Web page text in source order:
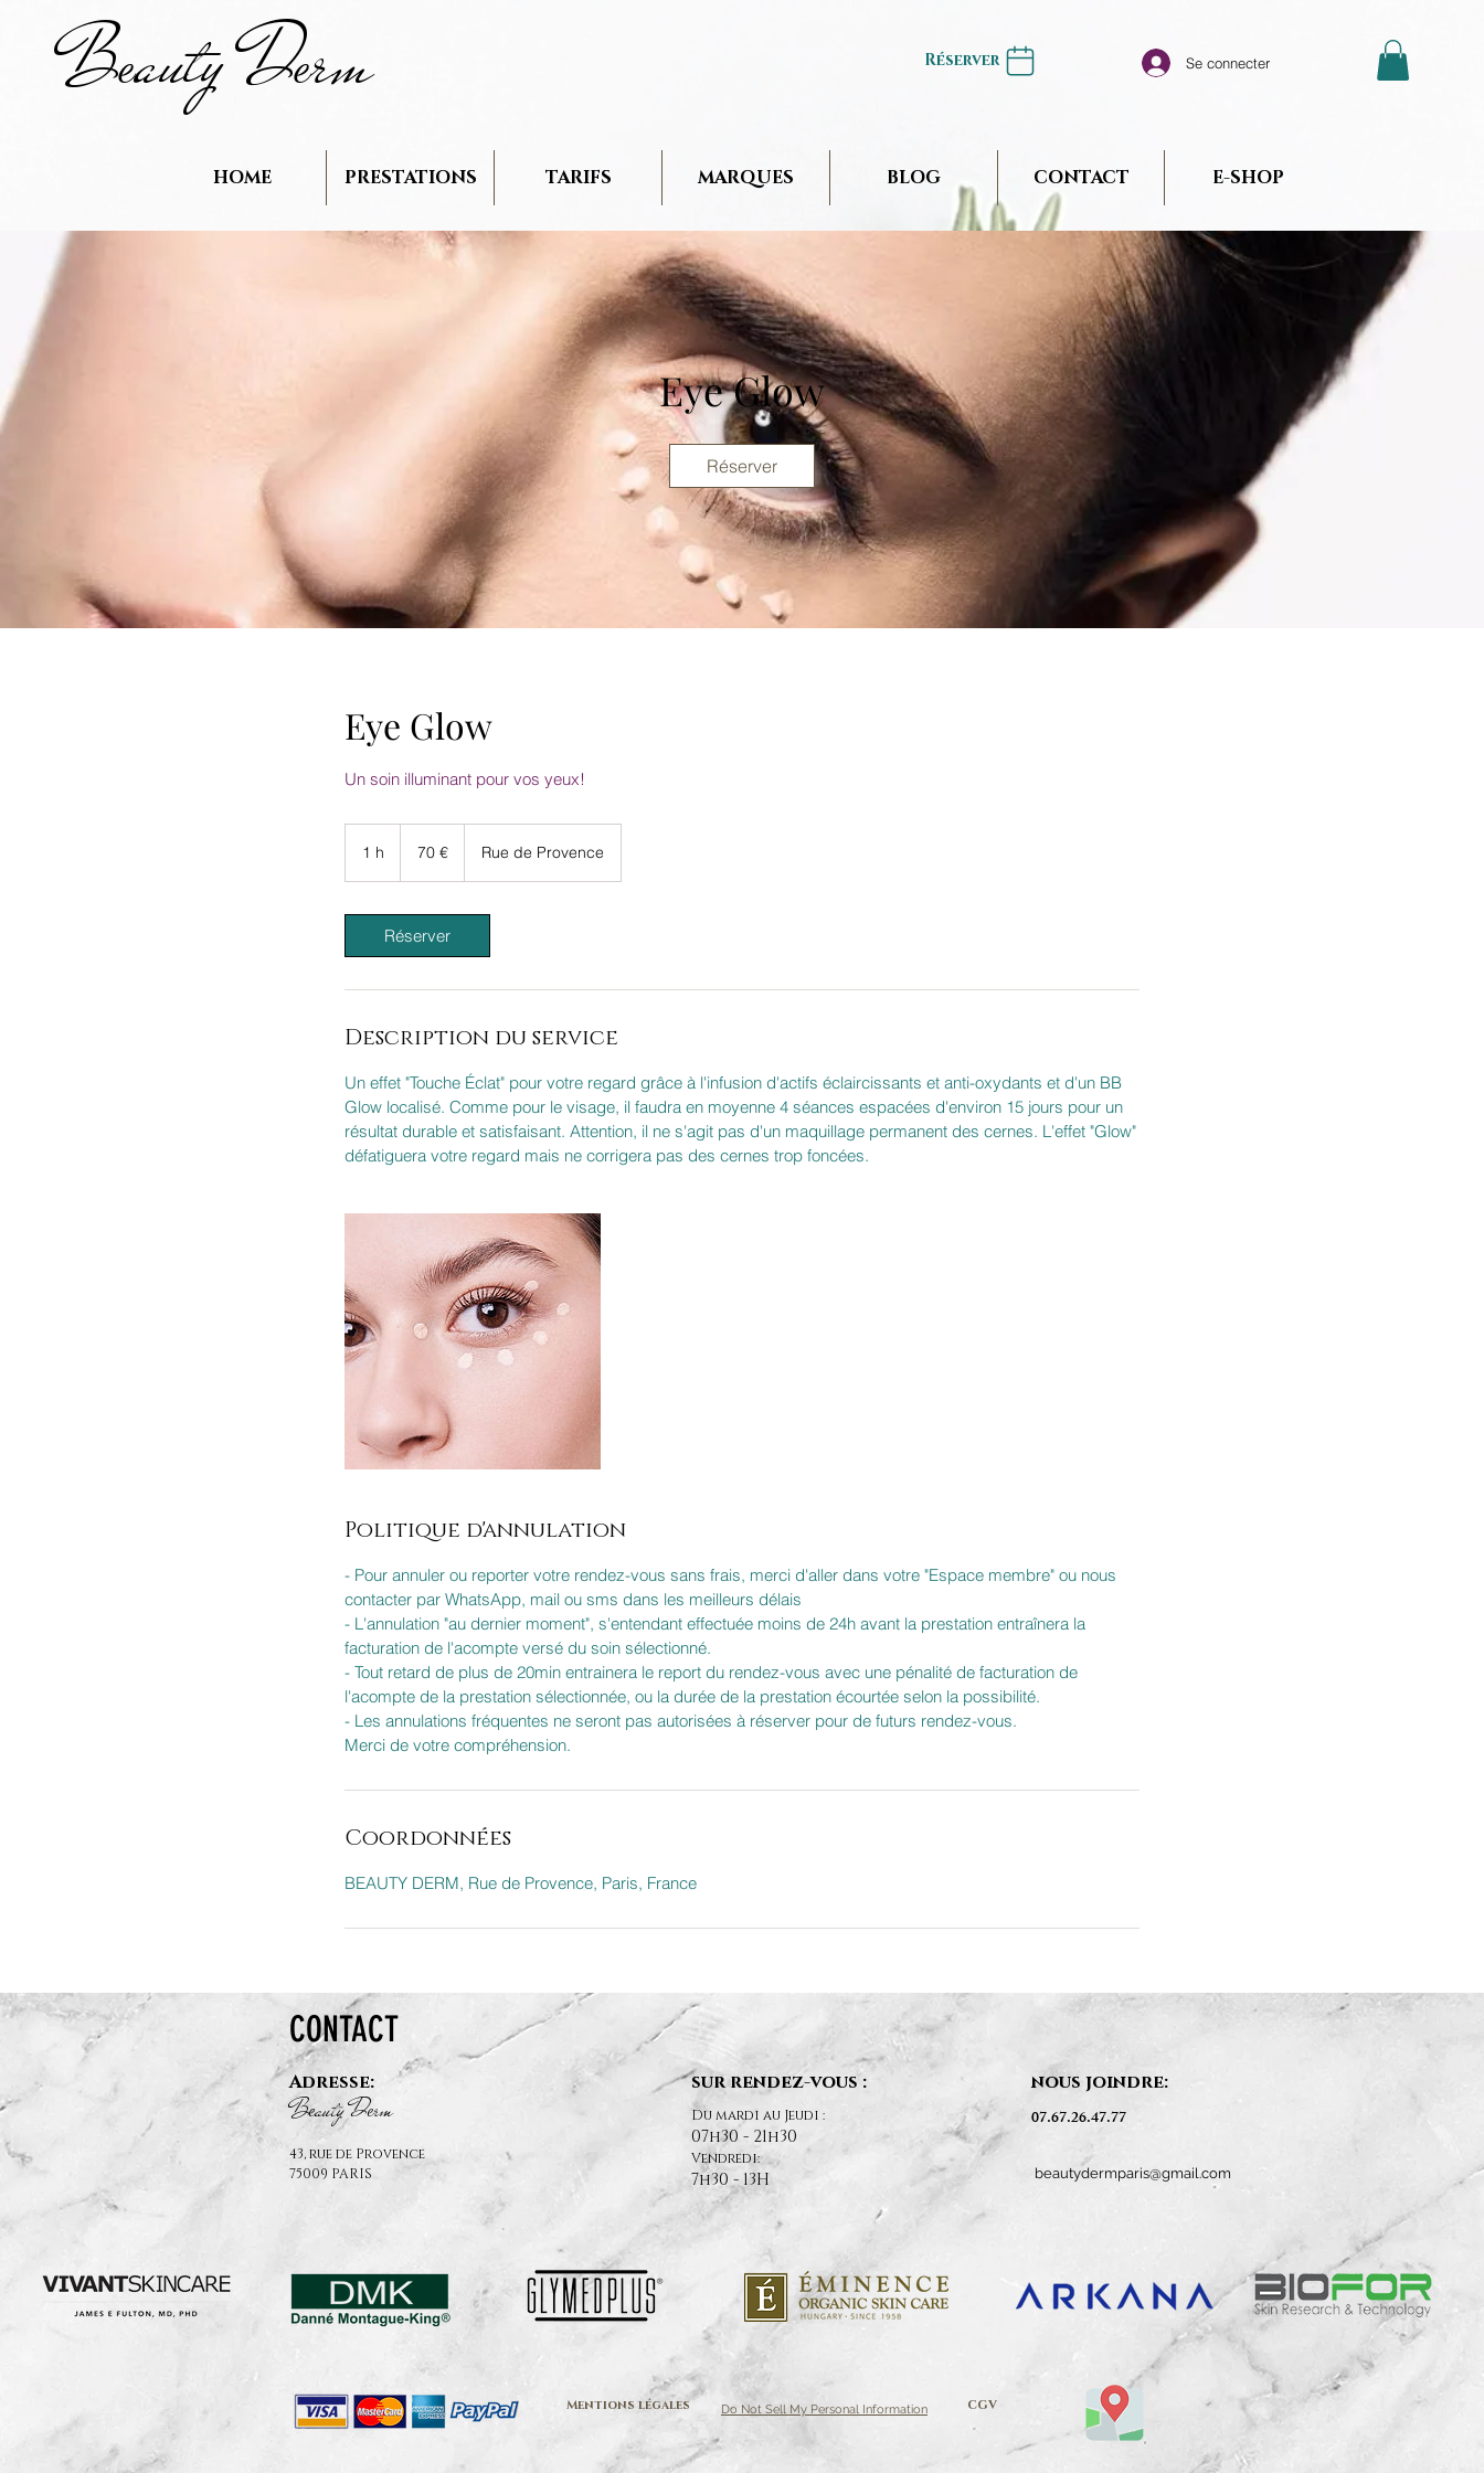
Beauty Derm Réserver Se connecter
HOME PRESTATIONS TARIFS MARQUES BLOG CONTACT E-SHOP
Eye Glow
Réserver
Eye Glow
Un soin illuminant pour vos yeux!
1 h 70 € Rue de Provence
Réserver
Description du service
Un effet "Touche Éclat" pour votre regard grâce à l'infusion d'actifs éclaircissants et anti-oxydants et d'un BB
Glow localisé. Comme pour le visage, il faudra en moyenne 4 séances espacées d'environ 15 jours pour un
résultat durable et satisfaisant. Attention, il ne s'agit pas d'un maquillage permanent des cernes. L'effet "Glow"
défatiguera votre regard mais ne corrigera pas des cernes trop foncées.
Politique d'annulation
- Pour annuler ou reporter votre rendez-vous sans frais, merci d'aller dans votre "Espace membre" ou nous
contacter par WhatsApp, mail ou sms dans les meilleurs délais
- L'annulation "au dernier moment", s'entendant effectuée moins de 24h avant la prestation entraînera la
facturation de l'acompte versé du soin sélectionné.
- Tout retard de plus de 20min entrainera le report du rendez-vous avec une pénalité de facturation de
l'acompte de la prestation sélectionnée, ou la durée de la prestation écourtée selon la possibilité.
- Les annulations fréquentes ne seront pas autorisées à réserver pour de futurs rendez-vous.
Merci de votre compréhension.
Coordonnées
BEAUTY DERM, Rue de Provence, Paris, France
CONTACT
Adresse:
Beauty Derm
43, rue de Provence
75009 PARIS
sur rendez-vous :
Du mardi au Jeudi :
07h30 - 21h30
Vendredi:
7h30 - 13H
nous joindre:
07.67.26.47.77
beautydermparis@gmail.com
Mentions légales Do Not Sell My Personal Information CGV